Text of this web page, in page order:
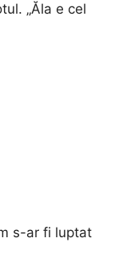
„Ăla e cel
s-ar fi luptat